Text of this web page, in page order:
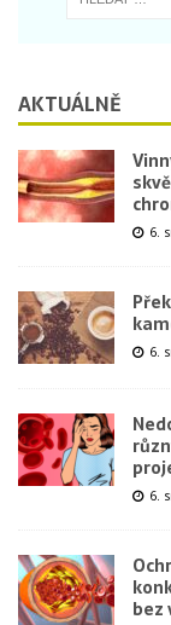
AKTUÁLNĚ
6.
6.
6.
bez